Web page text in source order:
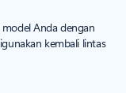
Anda dengan
kembali lintas